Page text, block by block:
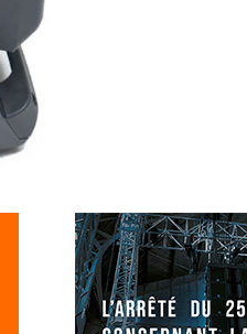
NEWSLETTER